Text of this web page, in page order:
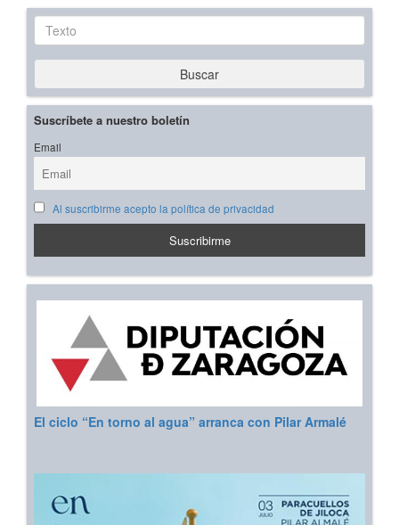
Texto
Buscar
Suscríbete a nuestro boletín
Email
Al suscribirme acepto la política de privacidad
El ciclo “En torno al agua” arranca con Pilar Armalé